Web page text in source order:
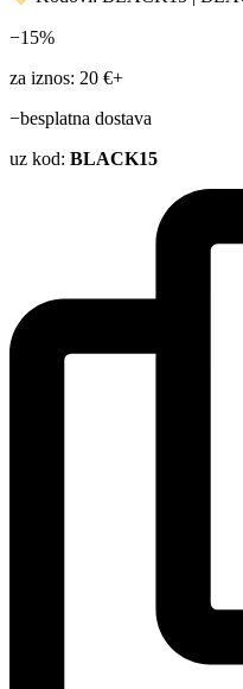
−15%
za iznos: 20 €+
−besplatna dostava
uz kod: BLACK15